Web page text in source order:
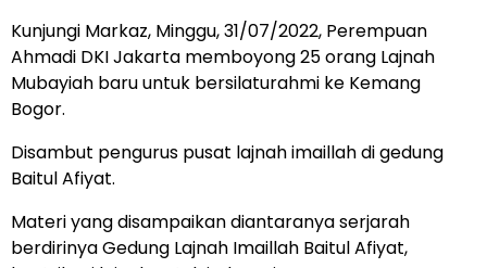
Kunjungi Markaz, Minggu, 31/07/2022, Perempuan
Ahmadi DKI Jakarta memboyong 25 orang Lajnah
Mubayiah baru untuk bersilaturahmi ke Kemang
Bogor.
Disambut pengurus pusat lajnah imaillah di gedung
Baitul Afiyat.
Materi yang disampaikan diantaranya serjarah
berdirinya Gedung Lajnah Imaillah Baitul Afiyat,